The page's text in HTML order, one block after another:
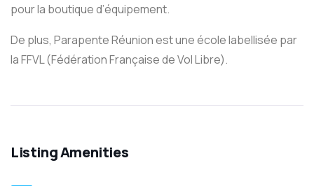
pour la boutique d’équipement.
De plus, Parapente Réunion est une école labellisée par
la FFVL (Fédération Française de Vol Libre).
Listing Amenities